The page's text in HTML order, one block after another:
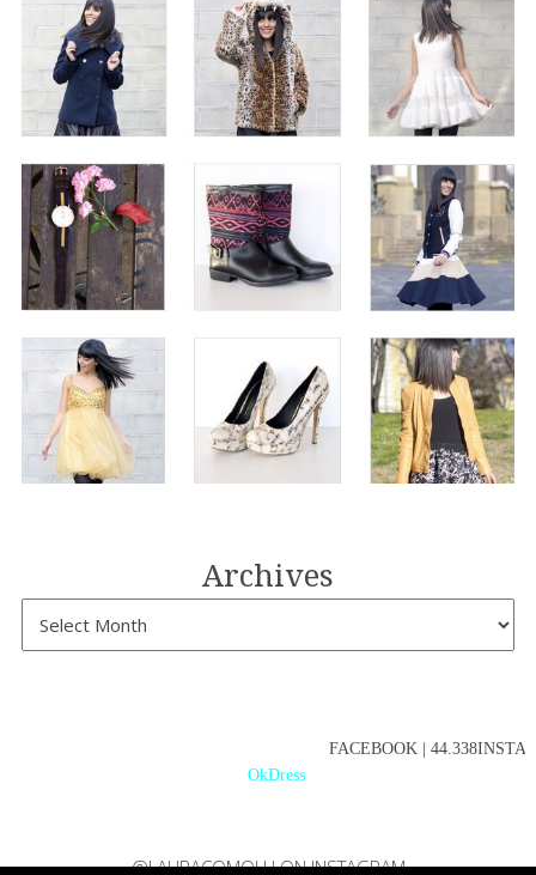
Archives
FACEBOOK |
OkDress
@LAURACOMOLLI ON INSTAGRAM